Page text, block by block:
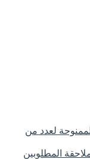
لعدد من
المطلوبين